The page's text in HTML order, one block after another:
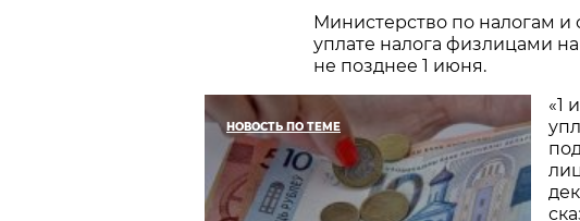
Министерство по налогам
уплате налога физлицами
не позднее 1 июня.
НОВОСТЬ ПО ТЕМЕ
«1